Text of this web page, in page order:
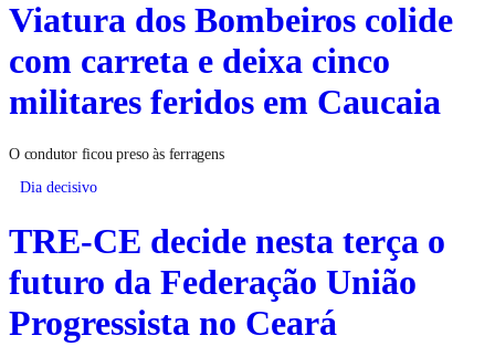
Viatura dos Bombeiros colide
com carreta e deixa cinco
militares feridos em Caucaia
O condutor ficou preso às ferragens
Dia decisivo
TRE-CE decide nesta terça o
futuro da Federação União
Progressista no Ceará